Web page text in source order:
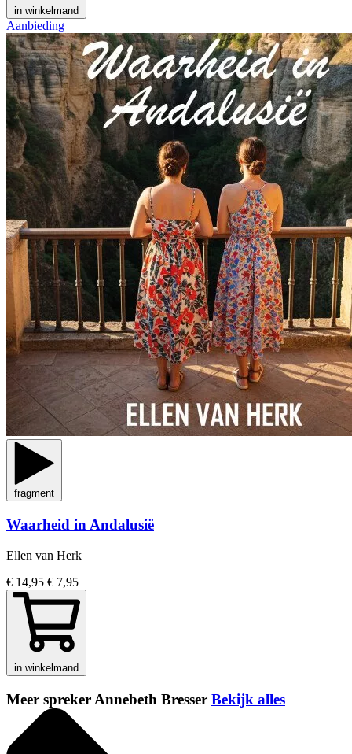
in winkelmand
Aanbieding
fragment
Waarheid in Andalusië
Ellen van Herk
€ 14,95 € 7,95
in winkelmand
Meer spreker Annebeth Bresser Bekijk alles